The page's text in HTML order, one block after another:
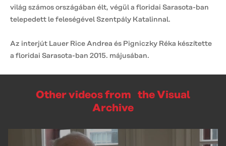
világ számos országában élt, végül a floridai Sarasota-ban
telepedett le feleségével Szentpály Katalinnal.
Az interjút Lauer Rice Andrea és Pigniczky Réka készítette
a floridai Sarasota-ban 2015. májusában.
Other videos from the Visual
Archive